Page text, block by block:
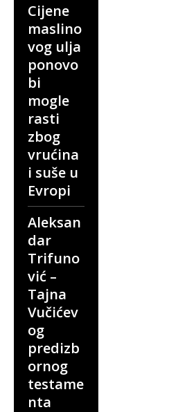
Cijene
maslino
vog ulja
ponovo
bi
mogle
rasti
zbog
vrućina
i suše u
Evropi
Aleksan
dar
Trifuno
vić –
Tajna
Vučićev
og
predizb
ornog
testame
nta